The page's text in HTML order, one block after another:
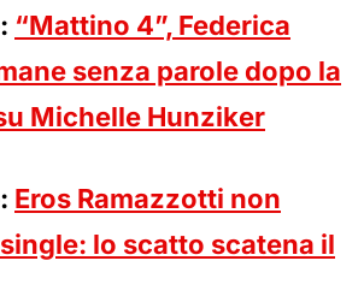
“Mattino 4”, Federica
senza parole dopo la
Michelle Hunziker
Eros Ramazzotti non
lo scatto scatena il